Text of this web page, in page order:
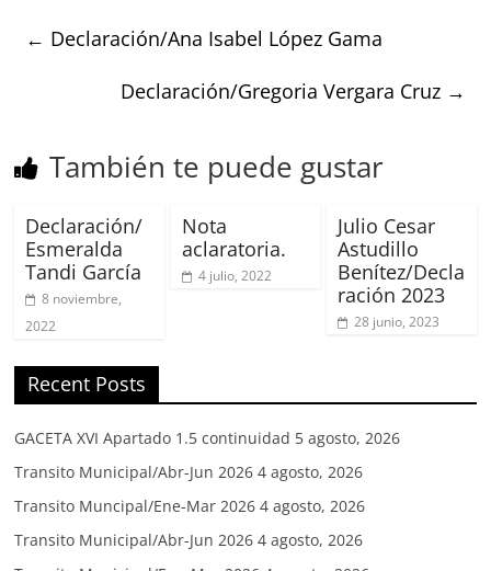
← Declaración/Ana Isabel López Gama
Declaración/Gregoria Vergara Cruz →
También te puede gustar
Declaración/
Esmeralda
Tandi García
8 noviembre,
2022
Nota
aclaratoria.
4 julio, 2022
Julio Cesar
Astudillo
Benítez/Decla
ración 2023
28 junio, 2023
Recent Posts
GACETA XVI Apartado 1.5 continuidad 5 agosto, 2026
Transito Municipal/Abr-Jun 2026 4 agosto, 2026
Transito Muncipal/Ene-Mar 2026 4 agosto, 2026
Transito Municipal/Abr-Jun 2026 4 agosto, 2026